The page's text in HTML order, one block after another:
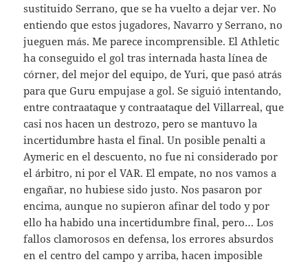
sustituido Serrano, que se ha vuelto a dejar ver. No
entiendo que estos jugadores, Navarro y Serrano, no
jueguen más. Me parece incomprensible. El Athletic
ha conseguido el gol tras internada hasta línea de
córner, del mejor del equipo, de Yuri, que pasó atrás
para que Guru empujase a gol. Se siguió intentando,
entre contraataque y contraataque del Villarreal, que
casi nos hacen un destrozo, pero se mantuvo la
incertidumbre hasta el final. Un posible penalti a
Aymeric en el descuento, no fue ni considerado por
el árbitro, ni por el VAR. El empate, no nos vamos a
engañar, no hubiese sido justo. Nos pasaron por
encima, aunque no supieron afinar del todo y por
ello ha habido una incertidumbre final, pero… Los
fallos clamorosos en defensa, los errores absurdos
en el centro del campo y arriba, hacen imposible